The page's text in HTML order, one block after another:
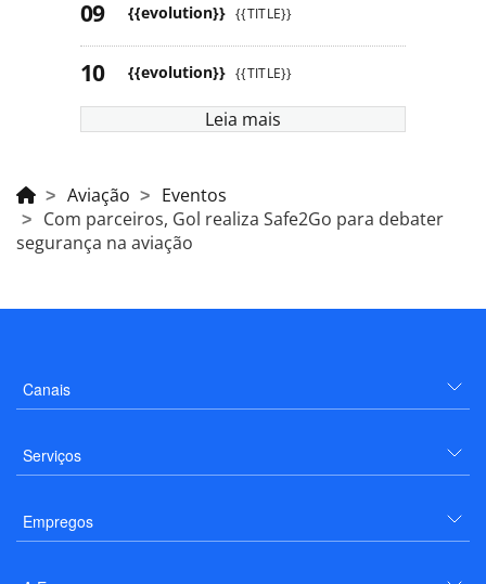
{{evolution}} {{TITLE}}
{{evolution}} {{TITLE}}
Leia mais
Aviação
Eventos
Com parceiros, Gol realiza Safe2Go para debater
segurança na aviação
Canais
Serviços
Empregos